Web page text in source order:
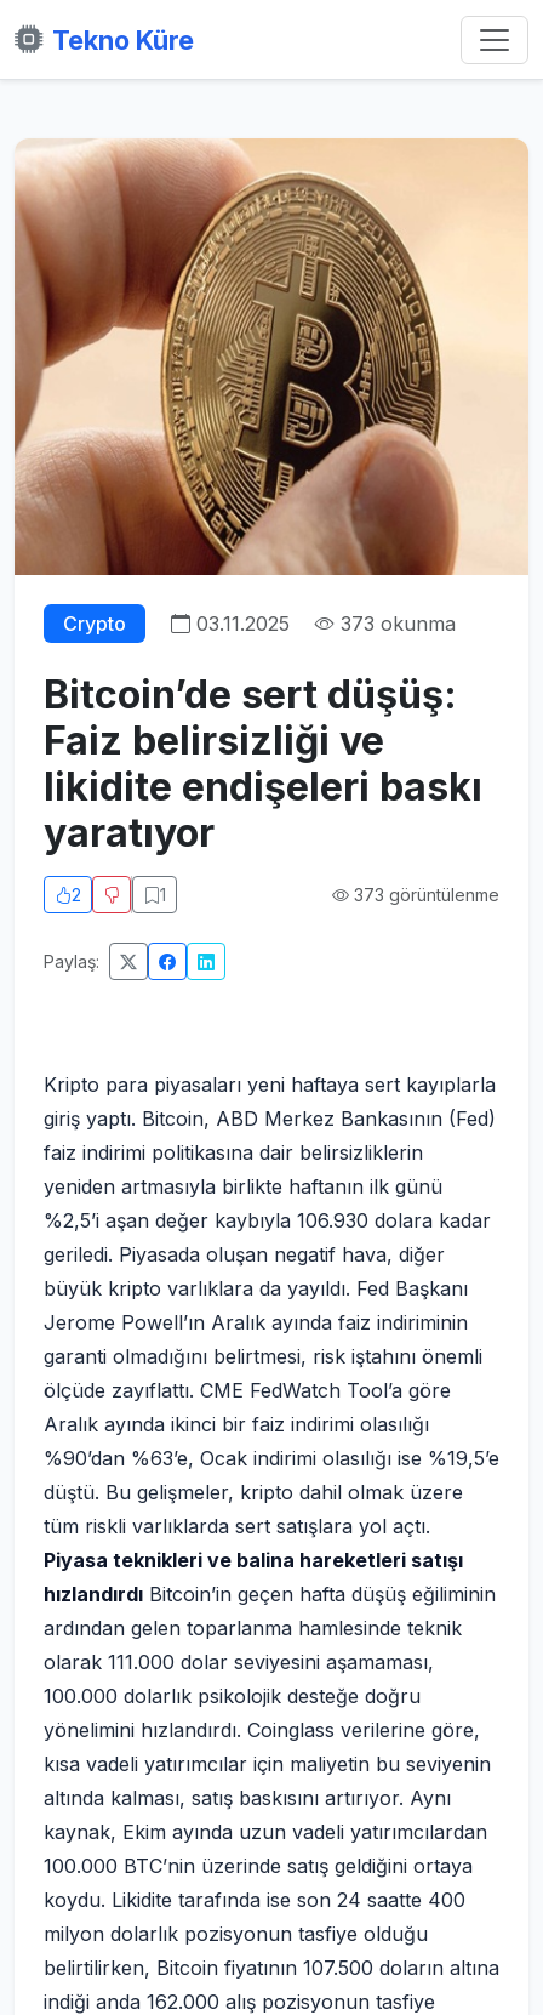
Tekno Küre
Crypto 03.11.2025 373 okunma
Bitcoin’de sert düşüş:
Faiz belirsizliği ve
likidite endişeleri baskı
yaratıyor
2 1 373 görüntülenme
Paylaş:
Kripto para piyasaları yeni haftaya sert kayıplarla
giriş yaptı. Bitcoin, ABD Merkez Bankasının (Fed)
faiz indirimi politikasına dair belirsizliklerin
yeniden artmasıyla birlikte haftanın ilk günü
%2,5’i aşan değer kaybıyla 106.930 dolara kadar
geriledi. Piyasada oluşan negatif hava, diğer
büyük kripto varlıklara da yayıldı. Fed Başkanı
Jerome Powell’ın Aralık ayında faiz indiriminin
garanti olmadığını belirtmesi, risk iştahını önemli
ölçüde zayıflattı. CME FedWatch Tool’a göre
Aralık ayında ikinci bir faiz indirimi olasılığı
%90’dan %63’e, Ocak indirimi olasılığı ise %19,5’e
düştü. Bu gelişmeler, kripto dahil olmak üzere
tüm riskli varlıklarda sert satışlara yol açtı.
Piyasa teknikleri ve balina hareketleri satışı
hızlandırdı Bitcoin’in geçen hafta düşüş eğiliminin
ardından gelen toparlanma hamlesinde teknik
olarak 111.000 dolar seviyesini aşamaması,
100.000 dolarlık psikolojik desteğe doğru
yönelimini hızlandırdı. Coinglass verilerine göre,
kısa vadeli yatırımcılar için maliyetin bu seviyenin
altında kalması, satış baskısını artırıyor. Aynı
kaynak, Ekim ayında uzun vadeli yatırımcılardan
100.000 BTC’nin üzerinde satış geldiğini ortaya
koydu. Likidite tarafında ise son 24 saatte 400
milyon dolarlık pozisyonun tasfiye olduğu
belirtilirken, Bitcoin fiyatının 107.500 doların altına
indiği anda 162.000 alış pozisyonun tasfiye